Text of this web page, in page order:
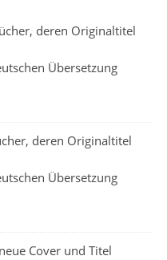
deren Originaltitel
Übersetzung
deren Originaltitel
Übersetzung
Cover und Titel